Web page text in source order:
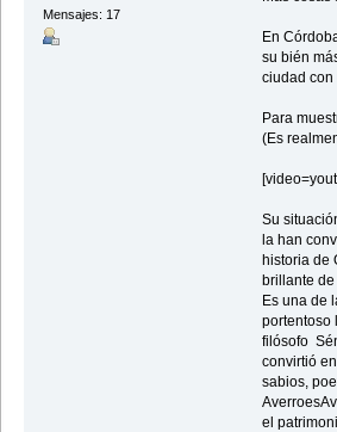
Mensajes: 17
En
su bién
ciudad con
Para
(Es
Su
la han
historia de
brillante de
Es una de
portentoso
filósofo
convirtió
sabios,
el